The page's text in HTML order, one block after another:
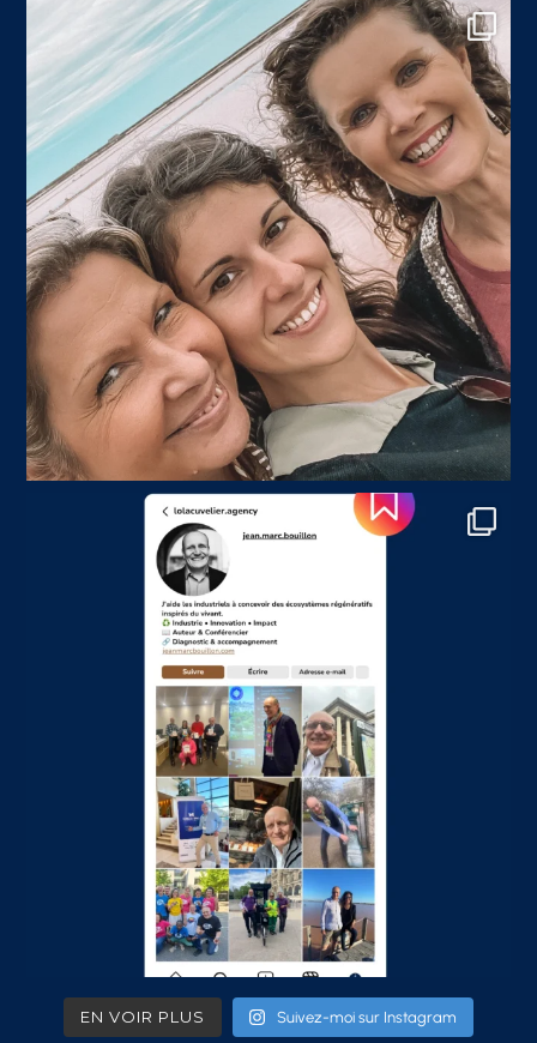
EN VOIR PLUS Suivez-moi sur Instagram